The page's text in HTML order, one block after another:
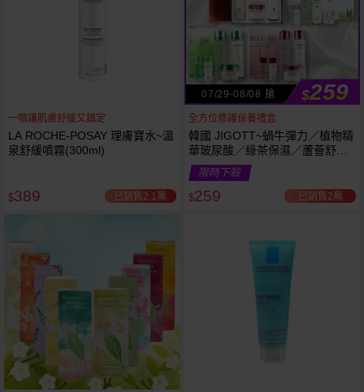
一噴讓肌膚舒緩又鎮定
LA ROCHE-POSAY 理膚寶水~溫
泉舒緩噴霧(300ml)
$389 已銷售2.1萬
07/29-08/08 搶 $259
全方位修護保養禮盒
韓國 JIGOTT~蝸牛彈力／植物精
華玻尿酸／綠茶保濕／蘆薈舒緩
修復 禮盒(5件組) 款式可選 化妝
水+乳液+面霜
限時下殺
$259 已銷售2萬